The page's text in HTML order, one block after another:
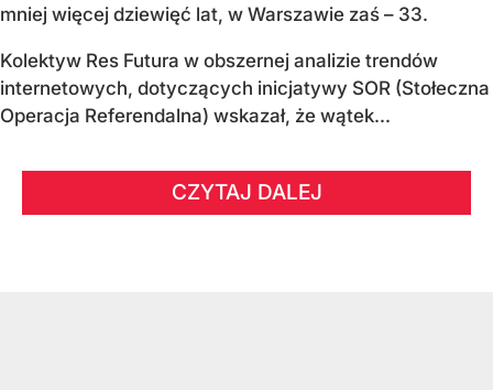
mniej więcej dziewięć lat, w Warszawie zaś – 33.
Kolektyw Res Futura w obszernej analizie trendów
internetowych, dotyczących inicjatywy SOR (Stołeczna
Operacja Referendalna) wskazał, że wątek...
CZYTAJ DALEJ